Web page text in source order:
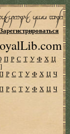
Зарегистрироваться
П Р С Т У Ф Х Ц
Р С Т У Ф Х Ц Ч
Р С Т У Ф Х Ц Ч